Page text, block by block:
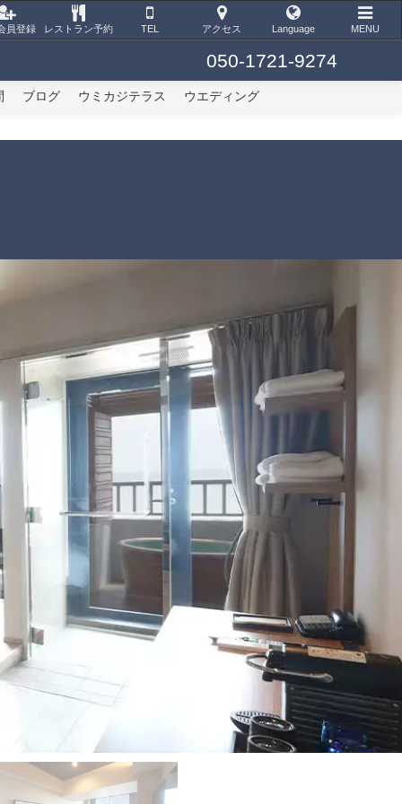
員登録 レストラン予約 TEL アクセス Language MENU
050-1721-9274
ブログ ウミカジテラス ウエディング